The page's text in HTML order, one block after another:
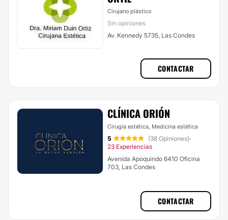
Cirujano plástico
Sin opiniones
Av. Kennedy 5735, Las Condes
CONTACTAR
CLÍNICA ORIÓN
Cirugía estética, Medicina estética
5 (38 Opiniones)·
23 Experiencias
Avenida Apoquindo 6410 Oficina
703, Las Condes
CONTACTAR